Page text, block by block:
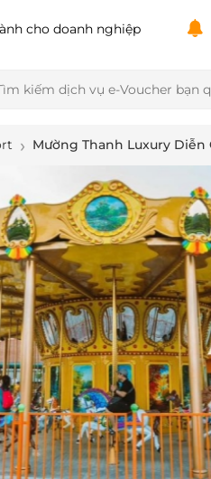
cho doanh nghiệp
Mường Thanh Luxury